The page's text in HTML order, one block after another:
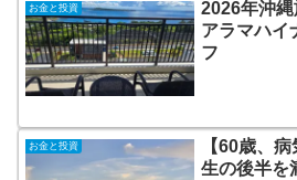
お金と投資
2026年沖縄
アラマハイ
フ
お金と投資
【60歳、
生の後半を